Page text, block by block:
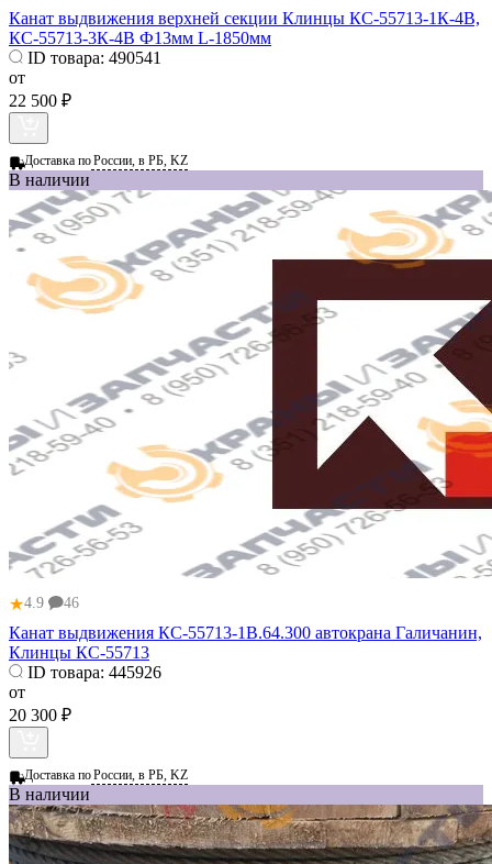
Канат выдвижения верхней секции Клинцы КС-55713-1К-4В,
КС-55713-3К-4В Ф13мм L-1850мм
ID товара: 490541
от
22 500 ₽
Доставка поРоссии, в РБ, KZ
В наличии
★4.9 46
Канат выдвижения КС-55713-1В.64.300 автокрана Галичанин,
Клинцы КС-55713
ID товара: 445926
от
20 300 ₽
Доставка поРоссии, в РБ, KZ
В наличии